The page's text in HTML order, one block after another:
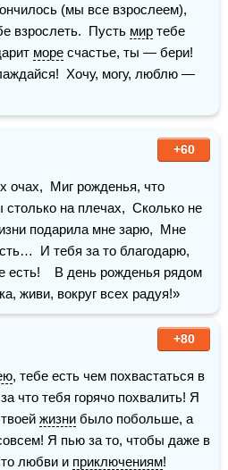
(мы все взрослеем),
взрослеть.  Пусть мир тебе
море счастье, ты — бери!
Хочу, могу, люблю —
+60
очах,  Миг рожденья, что
на плечах,  Сколько не
подарила мне зарю,  Мне
есть!    В день рожденья рядом
живи, вокруг всех радуя!»
+80
, тебе есть чем похвастаться в
что тебя горячо похвалить! Я
жизни было побольше, а
Я пью за то, чтобы даже в
любви и приключениям!